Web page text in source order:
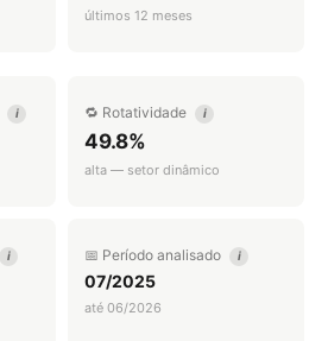
últimos 12 meses
i 🔁 Rotatividade i
49.8%
alta — setor dinâmico
i 📅 Período analisado i
07/2025
até 06/2026